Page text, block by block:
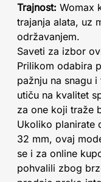
Trajnost: Womax
trajanja alata, uz
održavanjem.
Saveti za izbor
Prilikom odabira
pažnju na snagu
utiču na kvalitet
za one koji traže
Ukoliko planirate
32 mm, ovaj
se i za online
pohvalili zbog